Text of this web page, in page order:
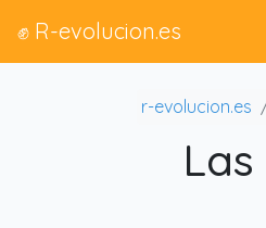
✊ R-evolucion.es
r-evolucion.es